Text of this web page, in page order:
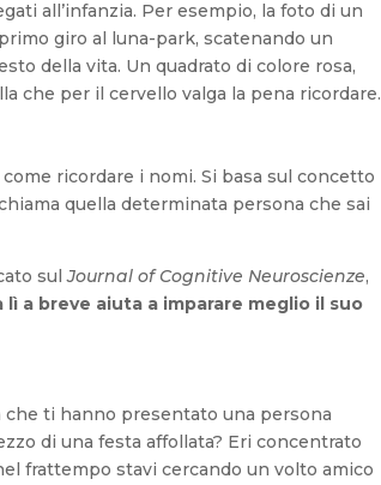
all’infanzia. Per esempio, la foto di un
giro al luna-park, scatenando un
della vita. Un quadrato di colore rosa,
che per il cervello valga la pena ricordare.
ricordare i nomi. Si basa sul concetto
quella determinata persona che sai
sulJournal of Cognitive Neuroscienze,
a breve aiuta a imparare meglio il suo
che ti hanno presentato una persona
di una festa affollata? Eri concentrato
frattempo stavi cercando un volto amico